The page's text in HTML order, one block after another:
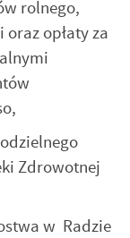
rolnego,
opłaty za
Zdrowotnej
w Radzie